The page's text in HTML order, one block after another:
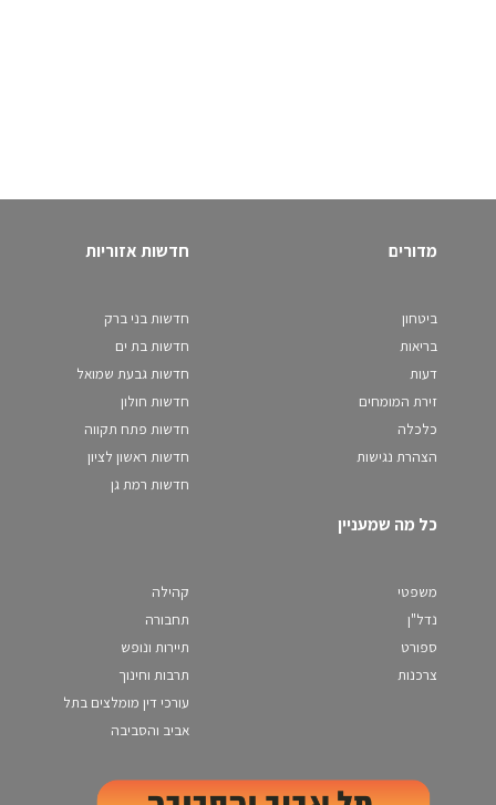
מדורים
ביטחון
בריאות
דעות
זירת המומחים
כלכלה
הצהרת נגישות
חדשות אזוריות
חדשות בני ברק
חדשות בת ים
חדשות גבעת שמואל
חדשות חולון
חדשות פתח תקווה
חדשות ראשון לציון
חדשות רמת גן
כל מה שמעניין
משפטי
נדל"ן
ספורט
צרכנות
קהילה
תחבורה
תיירות ונופש
תרבות וחינוך
עורכי דין מומלצים בתל
אביב והסביבה